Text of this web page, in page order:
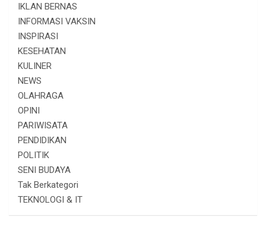
IKLAN BERNAS
INFORMASI VAKSIN
INSPIRASI
KESEHATAN
KULINER
NEWS
OLAHRAGA
OPINI
PARIWISATA
PENDIDIKAN
POLITIK
SENI BUDAYA
Tak Berkategori
TEKNOLOGI & IT